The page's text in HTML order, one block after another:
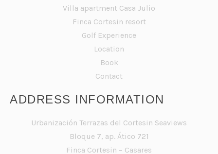
Villa apartment Casa Julio
Finca Cortesin resort
Golf Experience
Location
Book
Contact
ADDRESS INFORMATION
Urbanización Terrazas del Cortesin Seaviews
Bloque 7, ap. Ático 721
Finca Cortesin – Casares